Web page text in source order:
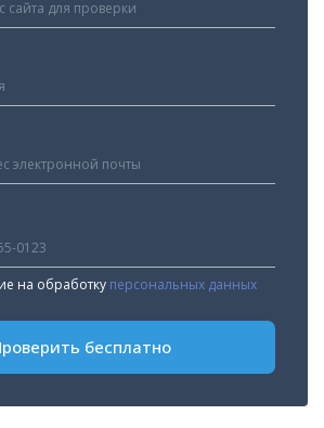
на обработку персональных данных
бесплатно